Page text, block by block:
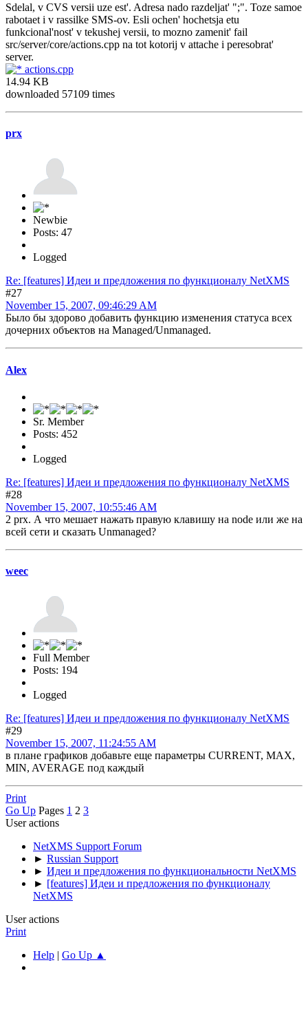
Sdelal, v CVS versii uze est'. Adresa nado razdeljat' ";". Toze samoe
rabotaet i v rassilke SMS-ov. Esli ochen' hochetsja etu
funkcional'nost' v tekushej versii, to mozno zamenit' fail
src/server/core/actions.cpp na tot kotorij v attache i peresobrat'
server.
actions.cpp
14.94 KB
downloaded 57109 times
prx
Newbie
Posts: 47
Logged
Re: [features] Идеи и предложения по функционалу NetXMS
#27
November 15, 2007, 09:46:29 AM
Было бы здорово добавить функцию изменения статуса всех
дочерних объектов на Managed/Unmanaged.
Alex
Sr. Member
Posts: 452
Logged
Re: [features] Идеи и предложения по функционалу NetXMS
#28
November 15, 2007, 10:55:46 AM
2 prx. А что мешает нажать правую клавишу на node или же на
всей сети и сказать Unmanaged?
weec
Full Member
Posts: 194
Logged
Re: [features] Идеи и предложения по функционалу NetXMS
#29
November 15, 2007, 11:24:55 AM
в плане графиков добавьте еще параметры CURRENT, MAX,
MIN, AVERAGE под каждый
Print
Go Up Pages 1 2 3
User actions
NetXMS Support Forum
► Russian Support
► Идеи и предложения по функциональности NetXMS
► [features] Идеи и предложения по функционалу
NetXMS
User actions
Print
Help
Go Up ▲